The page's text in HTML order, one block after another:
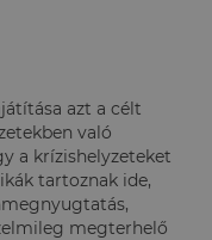
azt a célt
való
a krízishelyzeteket
tartoznak ide,
megterhelő